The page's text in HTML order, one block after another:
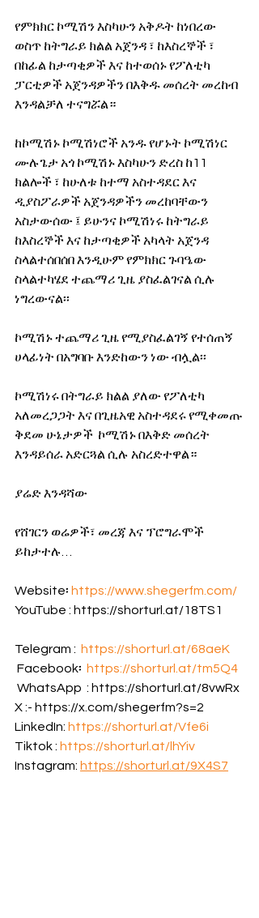
የምክክር ኮሚሽን እስካሁን አቅዶት ከነበረው
ወስጥ ከትግራይ ክልል አጀንዳ ፣ ከእስረኞች ፣
በከፊል ከታጣቂዎች እና ከተወሰኑ የፖለቲካ
ፓርቲዎች አጀንዳዎችን በእቅዱ መሰረት መረከብ
እንዳልቻለ ተናግሯል።
ከኮሚሽኑ ኮሚሽነሮች አንዱ የሆኑት ኮሚሽነር
ሙሉጌታ አጎ ኮሚሽኑ እስካሁን ድረስ ከ11
ክልሎች ፣ ከሁለቱ ከተማ አስተዳደር እና
ዲያስፖራዎች አጀንዳዎችን መረከባቸውን
አስታውሰው ፤ ይሁንና ኮሚሽነሩ ከትግራይ
ከእስረኞች እና ከታጣቂዎች አካላት አጀንዳ
ስላልተሰበሰበ እንዲሁም የምክክር ጉባዔው
ስላልተካሄደ ተጨማሪ ጊዜ ያስፈልገናል ሲሉ
ነግረውናል፡፡
ኮሚሽኑ ተጨማሪ ጊዜ የሚያስፈልገኝ የተሰጠኝ
ሀላፊነት በአግባቡ እንድከውን ነው ብሏል፡፡
ኮሚሽነሩ በትግራይ ክልል ያለው የፖለቲካ
አለመረጋጋት እና በጊዜአዊ አስተዳደሩ የሚቀመጡ
ቅደመ ሁኔታዎች  ኮሚሽኑ በእቅድ መሰረት
እንዳይሰራ አድርጓል ሲሉ አስረድተዋል።
ያሬድ እንዳሻው
የሸገርን ወሬዎች፣ መረጃ እና ፕሮግራሞች
ይከታተሉ…
Website፡ https://www.shegerfm.com/
YouTube : https://shorturl.at/18TS1
Telegram : https://shorturl.at/68aeK
Facebook፡ https://shorturl.at/tm5Q4
WhatsApp  : https://shorturl.at/8vwRx
X :- https://x.com/shegerfm?s=2
LinkedIn: https://shorturl.at/Vfe6i
Tiktok : https://shorturl.at/lhYiv
Instagram: https://shorturl.at/9X4S7